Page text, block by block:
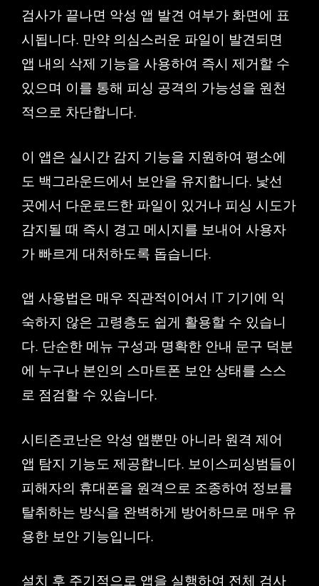
검사가 끝나면 악성 앱 발견 여부가 화면에 표
시됩니다. 만약 의심스러운 파일이 발견되면
앱 내의 삭제 기능을 사용하여 즉시 제거할 수
있으며 이를 통해 피싱 공격의 가능성을 원천
적으로 차단합니다.
이 앱은 실시간 감지 기능을 지원하여 평소에
도 백그라운드에서 보안을 유지합니다. 낯선
곳에서 다운로드한 파일이 있거나 피싱 시도가
감지될 때 즉시 경고 메시지를 보내어 사용자
가 빠르게 대처하도록 돕습니다.
앱 사용법은 매우 직관적이어서 IT 기기에 익
숙하지 않은 고령층도 쉽게 활용할 수 있습니
다. 단순한 메뉴 구성과 명확한 안내 문구 덕분
에 누구나 본인의 스마트폰 보안 상태를 스스
로 점검할 수 있습니다.
시티즌코난은 악성 앱뿐만 아니라 원격 제어
앱 탐지 기능도 제공합니다. 보이스피싱범들이
피해자의 휴대폰을 원격으로 조종하여 정보를
탈취하는 방식을 완벽하게 방어하므로 매우 유
용한 보안 기능입니다.
설치 후 주기적으로 앱을 실행하여 전체 검사